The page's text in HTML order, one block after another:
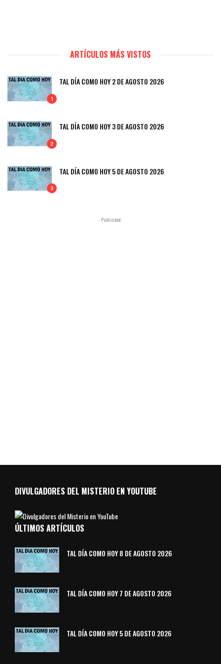
ARTÍCULOS MÁS VISTOS
1
TAL DÍA COMO HOY 2 DE AGOSTO 2026
2
TAL DÍA COMO HOY 3 DE AGOSTO 2026
3
TAL DÍA COMO HOY 5 DE AGOSTO 2026
- Publicidad -
DIVULGADORES DEL MISTERIO EN YOUTUBE
ÚLTIMOS ARTÍCULOS
TAL DÍA COMO HOY 8 DE AGOSTO 2026
TAL DÍA COMO HOY 7 DE AGOSTO 2026
TAL DÍA COMO HOY 5 DE AGOSTO 2026